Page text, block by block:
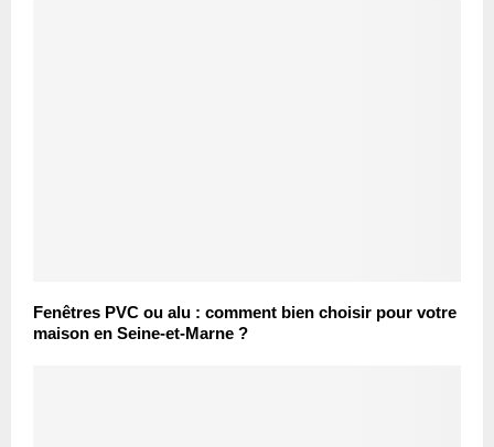
Fenêtres PVC ou alu : comment bien choisir pour votre
maison en Seine-et-Marne ?